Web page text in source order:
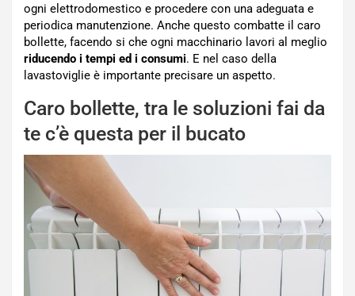
ogni elettrodomestico e procedere con una adeguata e
periodica manutenzione. Anche questo combatte il caro
bollette, facendo si che ogni macchinario lavori al meglio
riducendo i tempi ed i consumi. E nel caso della
lavastoviglie è importante precisare un aspetto.
Caro bollette, tra le soluzioni fai da
te c’è questa per il bucato